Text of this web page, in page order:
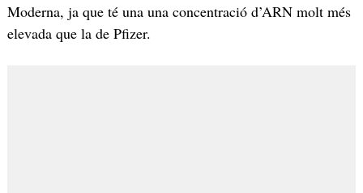
Moderna, ja que té una una concentració d’ARN molt més
elevada que la de Pfizer.